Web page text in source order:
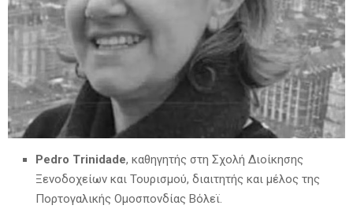
Pedro Trinidade, καθηγητής στη Σχολή Διοίκησης
Ξενοδοχείων και Τουρισμού, διαιτητής και μέλος της
Πορτογαλικής Ομοσπονδίας Βόλεϊ.